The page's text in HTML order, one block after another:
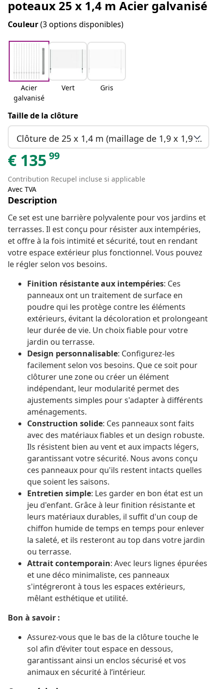
poteaux 25 x 1,4 m Acier galvanisé
Couleur(3 options disponibles)
Acier
galvanisé
Vert Gris
Taille de la clôture
Clôture de 25 x 1,4 m (maillage de 1,9 x 1,9 cm)
€ 135 99
Contribution Recupel incluse si applicable
Avec TVA
Description
Ce set est une barrière polyvalente pour vos jardins et
terrasses. Il est conçu pour résister aux intempéries,
et offre à la fois intimité et sécurité, tout en rendant
votre espace extérieur plus fonctionnel. Vous pouvez
le régler selon vos besoins.
Finition résistante aux intempéries: Ces
panneaux ont un traitement de surface en
poudre qui les protège contre les éléments
extérieurs, évitant la décoloration et prolongeant
leur durée de vie. Un choix fiable pour votre
jardin ou terrasse.
Design personnalisable: Configurez-les
facilement selon vos besoins. Que ce soit pour
clôturer une zone ou créer un élément
indépendant, leur modularité permet des
ajustements simples pour s'adapter à différents
aménagements.
Construction solide: Ces panneaux sont faits
avec des matériaux fiables et un design robuste.
Ils résistent bien au vent et aux impacts légers,
garantissant votre sécurité. Nous avons conçu
ces panneaux pour qu'ils restent intacts quelles
que soient les saisons.
Entretien simple: Les garder en bon état est un
jeu d'enfant. Grâce à leur finition résistante et
leurs matériaux durables, il suffit d'un coup de
chiffon humide de temps en temps pour enlever
la saleté, et ils resteront au top dans votre jardin
ou terrasse.
Attrait contemporain: Avec leurs lignes épurées
et une déco minimaliste, ces panneaux
s'intégreront à tous les espaces extérieurs,
mêlant esthétique et utilité.
Bon à savoir :
Assurez-vous que le bas de la clôture touche le
sol afin d’éviter tout espace en dessous,
garantissant ainsi un enclos sécurisé et vos
animaux en sécurité à l’intérieur.